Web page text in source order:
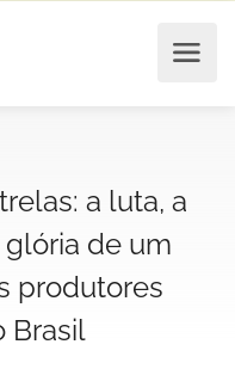
a luta, a
glória de um
produtores
Brasil